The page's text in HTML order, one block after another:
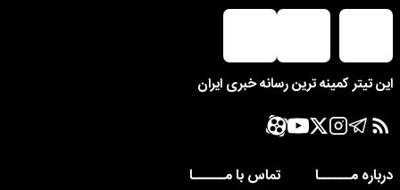
این تیتر کمینه ترین رسانه خبری ایران
درباره مــــــا
تماس با مــــــا